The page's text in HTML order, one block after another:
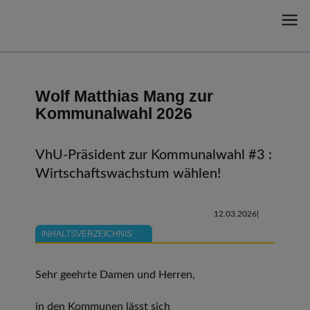
Wolf Matthias Mang zur
Kommunalwahl 2026
VhU-Präsident zur Kommunalwahl #3 :
Wirtschaftswachstum wählen!
INHALTSVERZEICHNIS
12.03.2026
Sehr geehrte Damen und Herren,
in den Kommunen lässt sich